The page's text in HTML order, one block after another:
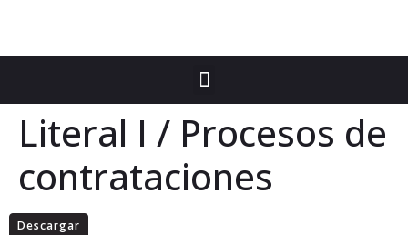
Literal I / Procesos de
contrataciones
Descargar